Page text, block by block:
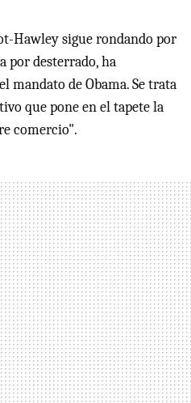
Hawley sigue rondando por
por desterrado, ha
mandato de Obama. Se trata
que pone en el tapete la
comercio".